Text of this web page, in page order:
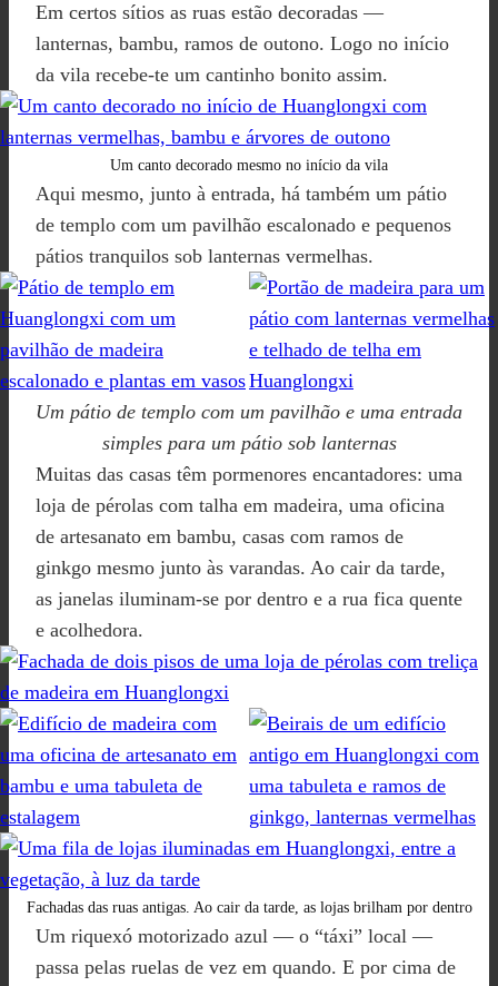
Em certos sítios as ruas estão decoradas —
lanternas, bambu, ramos de outono. Logo no início
da vila recebe-te um cantinho bonito assim.
Um canto decorado mesmo no início da vila
Aqui mesmo, junto à entrada, há também um pátio
de templo com um pavilhão escalonado e pequenos
pátios tranquilos sob lanternas vermelhas.
Um pátio de templo com um pavilhão e uma entrada
simples para um pátio sob lanternas
Muitas das casas têm pormenores encantadores: uma
loja de pérolas com talha em madeira, uma oficina
de artesanato em bambu, casas com ramos de
ginkgo mesmo junto às varandas. Ao cair da tarde,
as janelas iluminam-se por dentro e a rua fica quente
e acolhedora.
Fachadas das ruas antigas. Ao cair da tarde, as lojas brilham por dentro
Um riquexó motorizado azul — o “táxi” local —
passa pelas ruelas de vez em quando. E por cima de